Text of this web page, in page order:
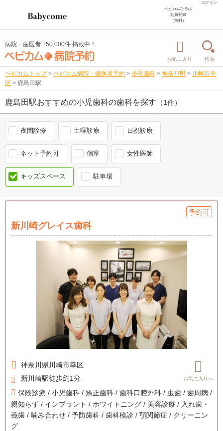
ログイン
ベビカムひろば
会員登録
（無料）
病院・歯医者 150,000件 掲載中！
お気に入り 検索
ベビカムトップ > ベビカム病院・歯医者予約 > 小児歯科 > 神奈川県 > 川崎市幸
区 > 鹿島田駅
鹿島田駅おすすめの小児歯科の歯科を探す （1件）
夜間診療 土曜診療 日祝診療
ネット予約可 個室 女性医師
キッズスペース 駐車場
予約可
新川崎グレイス歯科
神奈川県 川崎市幸区
新川崎駅徒歩約1分
保険診療 / 小児歯科 / 矯正歯科 / 歯科口腔外科 / 虫歯 / 歯周病 /
親知らず / インプラント / ホワイトニング / 美容診療 / 入れ歯・
義歯 / 噛み合わせ / 予防歯科 / 歯科検診 / 顎関節症 / クリーニン
グ